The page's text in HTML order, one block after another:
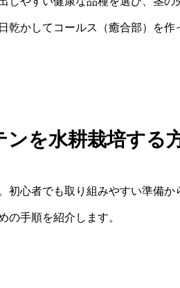
乾かしてコールス（癒合部）を作
ンを水耕栽培する
初心者でも取り組みやすい準備か
の手順を紹介します。